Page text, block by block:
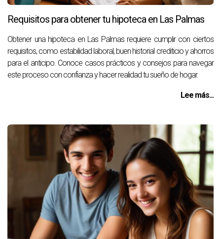
Requisitos para obtener tu hipoteca en Las Palmas
Obtener una hipoteca en Las Palmas requiere cumplir con ciertos
requisitos, como estabilidad laboral, buen historial crediticio y ahorros
para el anticipo. Conoce casos prácticos y consejos para navegar
este proceso con confianza y hacer realidad tu sueño de hogar.
Lee más...